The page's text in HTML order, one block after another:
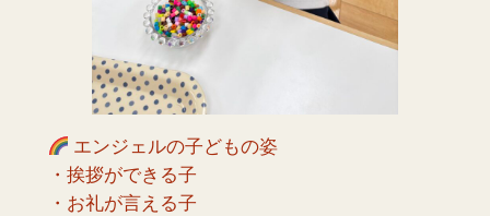
エンジェルの子どもの姿
・挨拶ができる子
・お礼が言える子